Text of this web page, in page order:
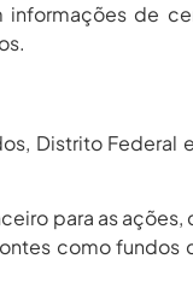
de
Distrito
para as
como